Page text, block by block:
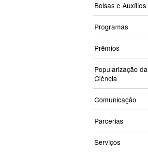
Bolsas e Auxílios
Programas
Prêmios
Popularização da
Ciência
Comunicação
Parcerias
Serviços